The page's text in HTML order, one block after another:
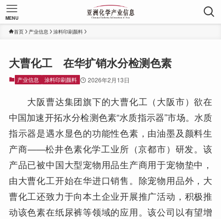
MENU
首页 产业信息 涂料印刷颜料
大曹化工 在华扩销水分检测色素
产业信息 涂料印刷颜料 2026年2月13日
大阪曹达集团旗下的大曹化工（大阪市）欲在
中国加速开拓水分检测色素“水质指示器”市场。水质
指示器是遇水显色的功能性色素，由油墨及颜料生
产商——松井色素化学工业所（京都市）研发。该
产品已被中国大型宠物用品生产商用于宠物垫中，
由大曹化工开始在华进口销售。除宠物用品外，大
曹化工还致力于向本土企业开展推广活动，积极推
动该色素在纸尿裤等领域的应用。该公司以有望增